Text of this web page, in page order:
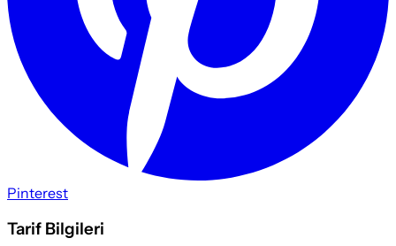
Pinterest
Tarif Bilgileri